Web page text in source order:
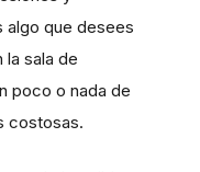
algo que desees
sala de
poco o nada de
costosas.